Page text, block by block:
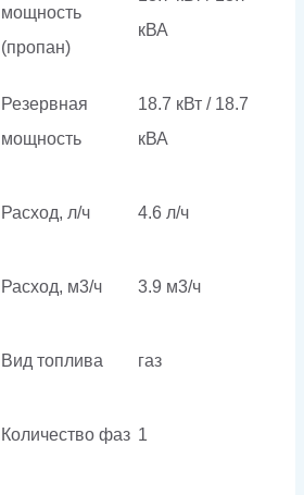
мощность
(пропан)
кВА
Резервная
мощность
18.7 кВт / 18.7
кВА
Расход, л/ч 4.6 л/ч
Расход, м3/ч 3.9 м3/ч
Вид топлива газ
Количество фаз 1